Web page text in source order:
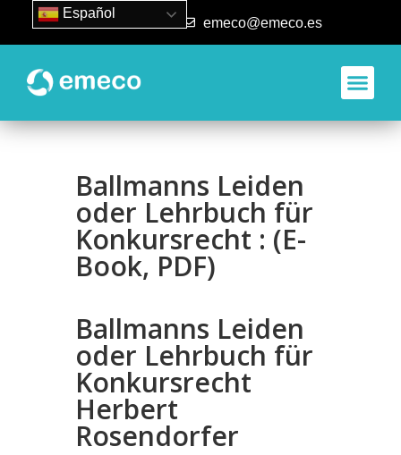
93 840 50 80 emeco@emeco.es
Ballmanns Leiden
oder Lehrbuch für
Konkursrecht : (E-
Book, PDF)
Ballmanns Leiden
oder Lehrbuch für
Konkursrecht
Herbert
Rosendorfer
Español